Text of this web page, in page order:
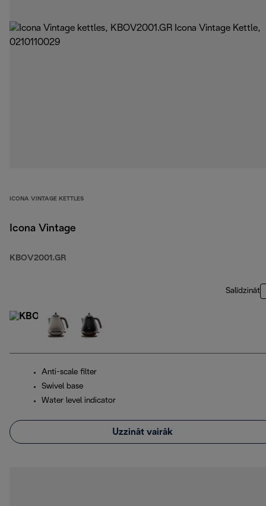
ICONA VINTAGE KETTLES
Icona Vintage
KBOV2001.GR
Salīdzināt
Anti-scale filter
Swivel base
Water level indicator
Uzzināt vairāk